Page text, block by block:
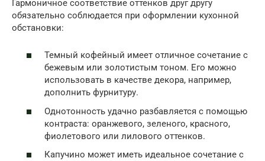
Гармоничное соответствие оттенков друг другу
обязательно соблюдается при оформлении кухонной
обстановки:
Темный кофейный имеет отличное сочетание с
бежевым или золотистым тоном. Его можно
использовать в качестве декора, например,
дополнить фурнитуру.
Однотонность удачно разбавляется с помощью
контраста: оранжевого, зеленого, красного,
фиолетового или лилового оттенков.
Капучино может иметь идеальное сочетание с